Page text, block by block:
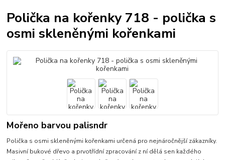
Polička na kořenky 718 - polička s
osmi skleněnými kořenkami
Mořeno barvou palisndr
Polička s osmi skleněnými kořenkami určená pro nejnáročnější zákazníky.
Masivní bukové dřevo a prvotřídní zpracování z ní dělá sen každého